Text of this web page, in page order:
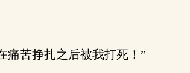
痛苦挣扎之后被我打死！”